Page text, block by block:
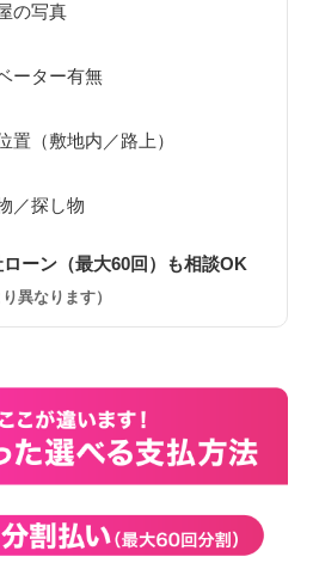
の写真
ーター有無
置（敷地内／路上）
／探し物
ーン（最大60回）も相談OK
異なります）